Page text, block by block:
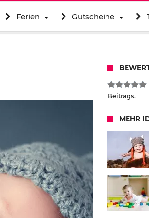
Ferien Gutscheine
Beitrags.
MEHR